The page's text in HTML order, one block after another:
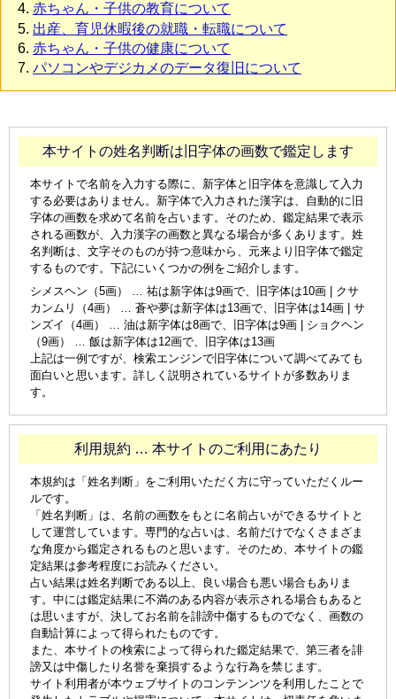
赤ちゃん・子供の教育について
出産、育児休暇後の就職・転職について
赤ちゃん・子供の健康について
パソコンやデジカメのデータ復旧について
本サイトの姓名判断は旧字体の画数で鑑定します
本サイトで名前を入力する際に、新字体と旧字体を意識して入力
する必要はありません。新字体で入力された漢字は、自動的に旧
字体の画数を求めて名前を占います。そのため、鑑定結果で表示
される画数が、入力漢字の画数と異なる場合が多くあります。姓
名判断は、文字そのものが持つ意味から、元来より旧字体で鑑定
するものです。下記にいくつかの例をご紹介します。
シメスヘン（5画） … 祐は新字体は9画で、旧字体は10画 | クサ
カンムリ（4画） … 蒼や夢は新字体は13画で、旧字体は14画 | サ
ンズイ（4画） … 油は新字体は8画で、旧字体は9画 | ショクヘン
（9画） … 飯は新字体は12画で、旧字体は13画
上記は一例ですが、検索エンジンで旧字体について調べてみても
面白いと思います。詳しく説明されているサイトが多数ありま
す。
利用規約 … 本サイトのご利用にあたり
本規約は「姓名判断」をご利用いただく方に守っていただくルー
ルです。
「姓名判断」は、名前の画数をもとに名前占いができるサイトと
して運営しています。専門的な占いは、名前だけでなくさまざま
な角度から鑑定されるものと思います。そのため、本サイトの鑑
定結果は参考程度にお読みください。
占い結果は姓名判断である以上、良い場合も悪い場合もありま
す。中には鑑定結果に不満のある内容が表示される場合もあると
は思いますが、決してお名前を誹謗中傷するものでなく、画数の
自動計算によって得られたものです。
また、本サイトの検索によって得られた鑑定結果で、第三者を誹
謗又は中傷したり名誉を棄損するような行為を禁じます。
サイト利用者が本ウェブサイトのコンテンンツを利用したことで